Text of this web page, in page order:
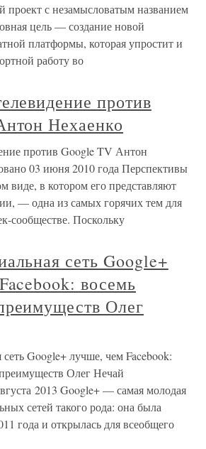
проект с незамысловатым названием
цель — создание новой
платформы, которая упростит и
работу во
против
Нехаенко
против Google TV Антон
03 июня 2010 года Перспективы
виде, в котором его представляют
— одна из самых горячих тем для
сообществе. Поскольку
сеть Google+
восемь
Олег
Google+ лучше, чем Facebook:
Олег Нечай
2013 Google+ — самая молодая
сетей такого рода: она была
года и открылась для всеобщего